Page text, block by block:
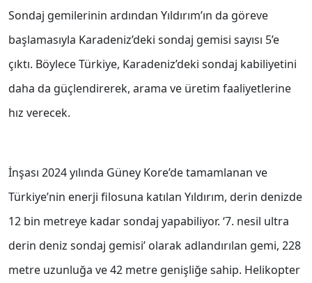
Sondaj gemilerinin ardından Yıldırım’ın da göreve
başlamasıyla Karadeniz’deki sondaj gemisi sayısı 5’e
çıktı. Böylece Türkiye, Karadeniz’deki sondaj kabiliyetini
daha da güçlendirerek, arama ve üretim faaliyetlerine
hız verecek.
İnşası 2024 yılında Güney Kore’de tamamlanan ve
Türkiye’nin enerji filosuna katılan Yıldırım, derin denizde
12 bin metreye kadar sondaj yapabiliyor. ‘7. nesil ultra
derin deniz sondaj gemisi’ olarak adlandırılan gemi, 228
metre uzunluğa ve 42 metre genişliğe sahip. Helikopter